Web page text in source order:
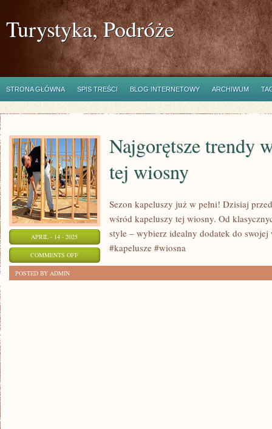
Turystyka, Podróże
STRONA GŁÓWNA SPIS TREŚCI BLOG INTERNETOWY ARCHIWUM
APRIL - 14 - 2025
COMMENTS OFFON
Najgorętsze trendy
tej wiosny
Sezon kapeluszy już w pełni! Dzisiaj
wśród kapeluszy tej wiosny. Od
style – wybierz idealny dodatek do
#kapelusze #wiosna
POSTED BY ADMIN